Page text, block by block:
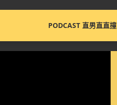
PODCAST 直男直直撞